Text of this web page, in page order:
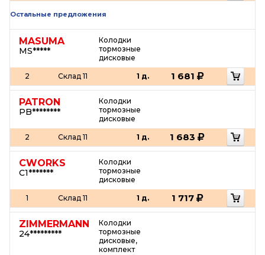
Остальные предложения
MASUMA
MS*****
Колодки
тормозные
дисковые
2 Склад 11 1 д. 1 681
PATRON
PB********
Колодки
тормозные
дисковые
2 Склад 11 1 д. 1 683
CWORKS
C1*******
Колодки
тормозные
дисковые
1 Склад 11 1 д. 1 717
ZIMMERMANN
24*********
Колодки
тормозные
дисковые,
комплект